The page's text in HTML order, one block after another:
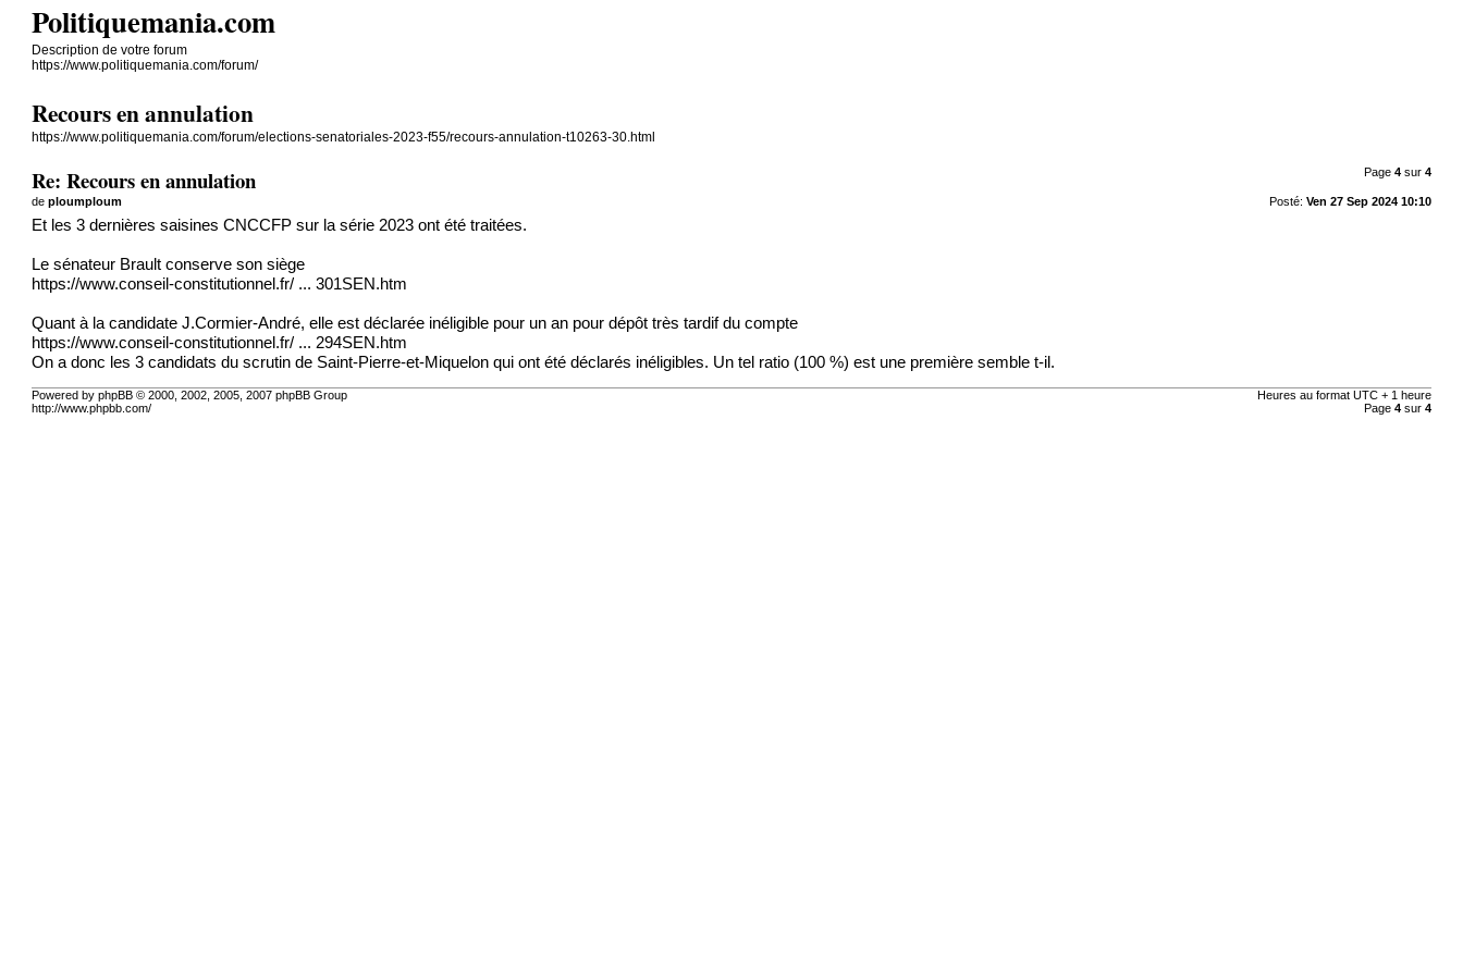
Politiquemania.com
Description de votre forum
https://www.politiquemania.com/forum/
Recours en annulation
https://www.politiquemania.com/forum/elections-senatoriales-2023-f55/recours-annulation-t10263-30.html
Page 4sur 4
Re: Recours en annulation
Posté: Ven 27 Sep 2024 10:10
deploumploum
Et les 3 dernières saisines CNCCFP sur la série 2023 ont été traitées.
Le sénateur Brault conserve son siège
https://www.conseil-constitutionnel.fr/ ... 301SEN.htm
Quant à la candidate J.Cormier-André, elle est déclarée inéligible pour un an pour dépôt très tardif du compte
https://www.conseil-constitutionnel.fr/ ... 294SEN.htm
On a donc les 3 candidats du scrutin de Saint-Pierre-et-Miquelon qui ont été déclarés inéligibles. Un tel ratio (100 %) est une première semble t-il.
Heures au format UTC + 1 heure
Page 4sur 4
Powered by phpBB © 2000, 2002, 2005, 2007 phpBB Group
http://www.phpbb.com/